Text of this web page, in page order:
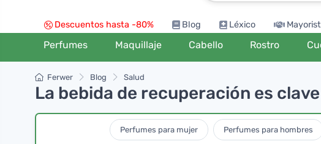
Descuentos hasta -80% Blog Léxico
Perfumes Maquillaje Cabello Rostro
Ferwer Blog Salud
La bebida de recuperación es
Perfumes para mujer Perfumes para hombres